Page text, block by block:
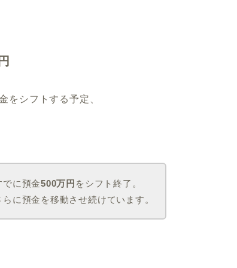
をシフトする予定、
でに預金500万円 をシフト終了。
らに預金を移動させ続けています。